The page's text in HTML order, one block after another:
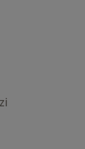
Sayfa